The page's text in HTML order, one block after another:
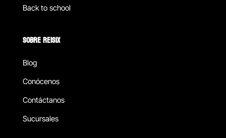
Back to school
SOBRE REISIX
Blog
Conócenos
Contáctanos
Sucursales